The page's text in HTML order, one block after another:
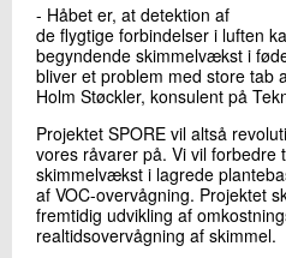
- Håbet er, at detektion af
de flygtige forbindelser i luften
begyndende skimmelvækst i
bliver et problem med store tab
Holm Støckler, konsulent på
Projektet SPORE vil altså
vores råvarer på. Vi vil forbedre
skimmelvækst i lagrede
af VOC-overvågning. Projektet
fremtidig udvikling af
realtidsovervågning af skimmel.